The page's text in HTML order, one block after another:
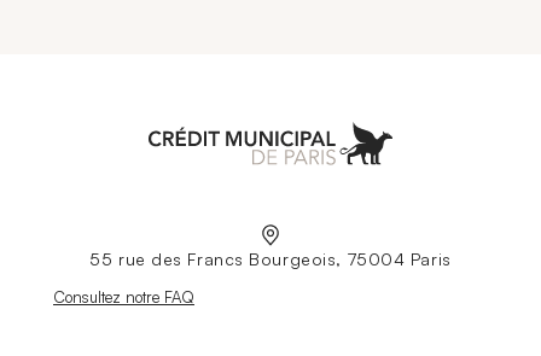
55 rue des Francs Bourgeois, 75004 Paris
Nouvelle fenêtre
Consultez notre FAQ